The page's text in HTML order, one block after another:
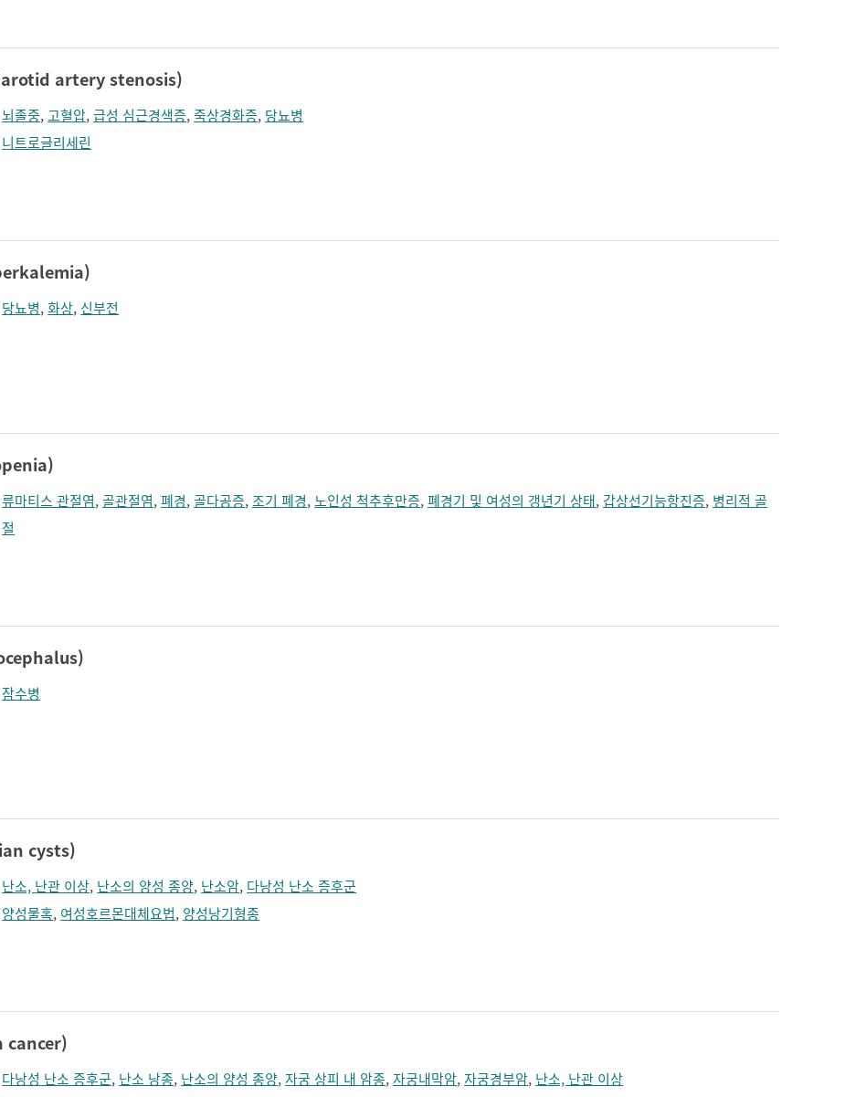
artery stenosis)
뇌졸중,고혈압,급성 심근경색증,죽상경화증, 당뇨병
니트로글리세린
당뇨병,화상, 신부전
류마티스 관절염,골관절염,폐경,골다공증,조기 폐경,노인성 척추후만증,폐경기 및 여성의 갱년기 상태, 갑상선기능항진증, 병리적 골
절
잠수병
cysts)
난소, 난관 이상, 난소의 양성 종양, 난소암, 다낭성 난소 증후군
양성물혹, 여성호르몬대체요법, 양성낭기형종
cancer)
다낭성 난소 증후군, 난소 낭종, 난소의 양성 종양,자궁 상피 내 암종,자궁내막암,자궁경부암, 난소, 난관 이상